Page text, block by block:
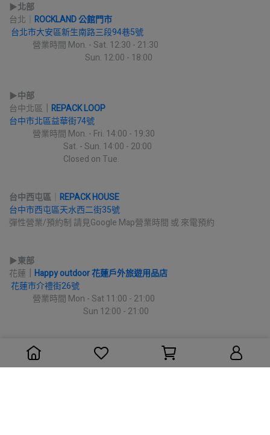
▶︎北部
台北｜ ROCKLAND 公館門市
台北市大安區新生南路三段94巷5號
營業時間 Mon. - Sat. 12:30 - 21:30
Sun. 12:00 - 18:00
▶︎中部
台中北區
REPACK LOOP
台中市北區益華街74號
營業時間 Mon. - Fri. 14:00 - 19:30
Sat. - Sun. 14:00 - 20:00
Closed on Tue.
台中西屯區
REPACK HOUSE
台中市西屯區天水西二街35號
彈性營業/預約制 請見Google Map營業時間 或 來電預約
▶︎東部
花蓮
Happy outdoor 花蓮戶外旅遊用品店
花蓮市介禮街26號
營業時間 Mon - Sat 11:00 - 21:00
Sun 12:00 - 21:00